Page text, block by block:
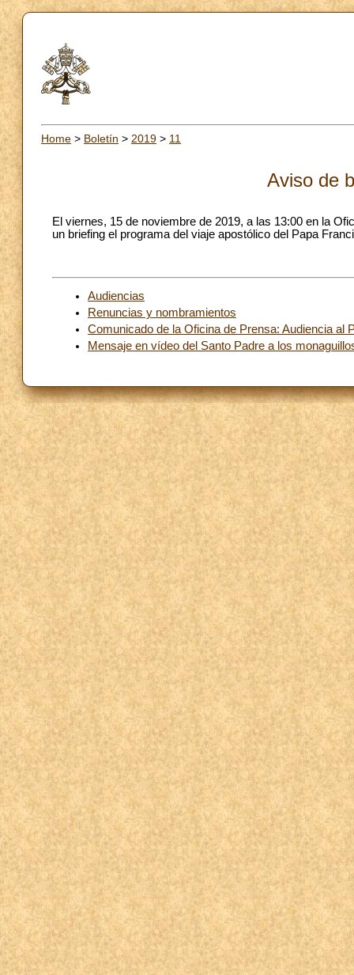
Home > Boletín > 2019 > 11
Aviso de
El viernes, 15 de noviembre de 2019, a las 13:00 en la
un briefing el programa del viaje apostólico del Papa
Audiencias
Renuncias y nombramientos
Comunicado de la Oficina de Prensa: Audiencia al
Mensaje en vídeo del Santo Padre a los